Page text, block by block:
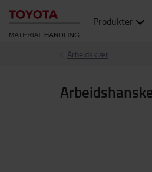
Produkter
Arbeidsklær